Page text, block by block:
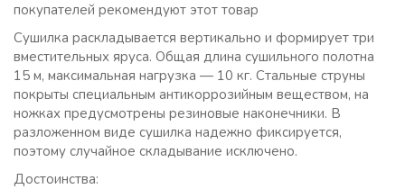
покупателей рекомендуют этот товар
Сушилка раскладывается вертикально и формирует три
вместительных яруса. Общая длина сушильного полотна
15 м, максимальная нагрузка — 10 кг. Стальные струны
покрыты специальным антикоррозийным веществом, на
ножках предусмотрены резиновые наконечники. В
разложенном виде сушилка надежно фиксируется,
поэтому случайное складывание исключено.
Достоинства: